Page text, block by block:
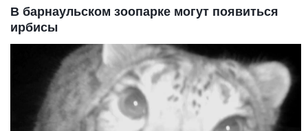
В барнаульском зоопарке могут появиться
ирбисы